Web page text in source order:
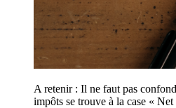
A retenir : Il ne faut pas
impôts se trouve à la case «